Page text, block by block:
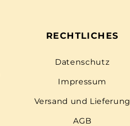
RECHTLICHES
Datenschutz
Impressum
Versand und Lieferung
AGB